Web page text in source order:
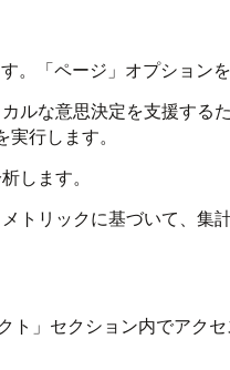
。「ページ」オプション
ルな意思決定を支援する
行します。
します。
トリックに基づいて、
」セクション内でアク